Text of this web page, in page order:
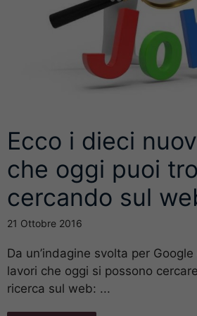
Ecco i dieci
che oggi puoi
cercando sul
21 Ottobre 2016
Da un’indagine svolta per
lavori che oggi si possono
ricerca sul web: ...